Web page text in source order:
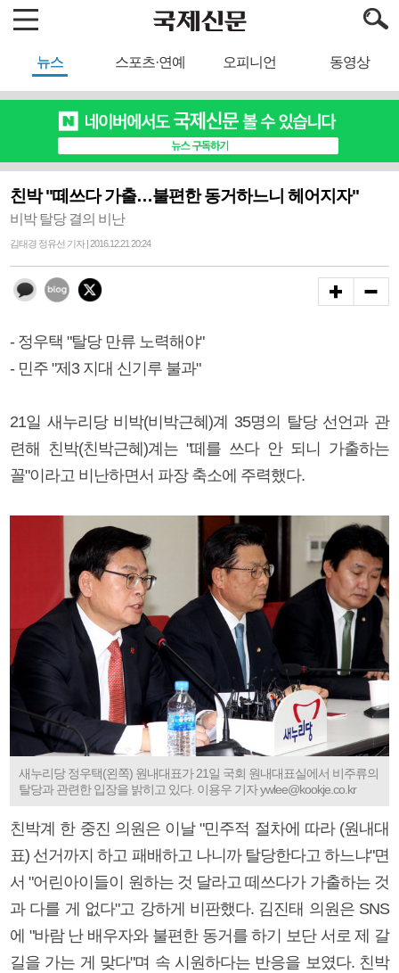
뉴스 스포츠·연예 오피니언 동영상
친박 "떼쓰다 가출…불편한 동거하느니 헤어지자"
비박 탈당 결의 비난
김태경 정유선 기자 | 2016.12.21 20:24
- 정우택 "탈당 만류 노력해야"
- 민주 "제3 지대 신기루 불과"
21일 새누리당 비박(비박근혜)계 35명의 탈당 선언과 관
련해 친박(친박근혜)계는 "떼를 쓰다 안 되니 가출하는
꼴"이라고 비난하면서 파장 축소에 주력했다.
새누리당 정우택(왼쪽) 원내대표가 21일 국회 원내대표실에서 비주류의
탈당과 관련한 입장을 밝히고 있다. 이용우 기자 ywlee@kookje.co.kr
친박계 한 중진 의원은 이날 "민주적 절차에 따라 (원내대
표) 선거까지 하고 패배하고 나니까 탈당한다고 하느냐"면
서 "어린아이들이 원하는 것 달라고 떼쓰다가 가출하는 것
과 다를 게 없다"고 강하게 비판했다. 김진태 의원은 SNS
에 "바람 난 배우자와 불편한 동거를 하기 보단 서로 제 갈
길을 가는 게 맞다"며 속 시원하다는 반응을 보였다. 친박